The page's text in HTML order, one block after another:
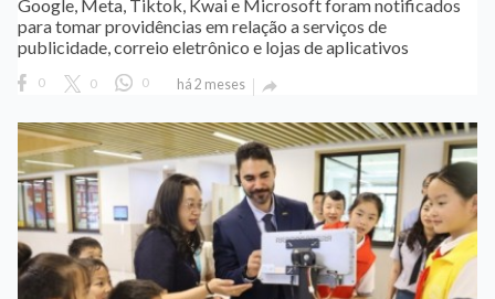
Google, Meta, Tiktok, Kwai e Microsoft foram notificados
para tomar providências em relação a serviços de
publicidade, correio eletrônico e lojas de aplicativos
0 0 0 há 2 meses 